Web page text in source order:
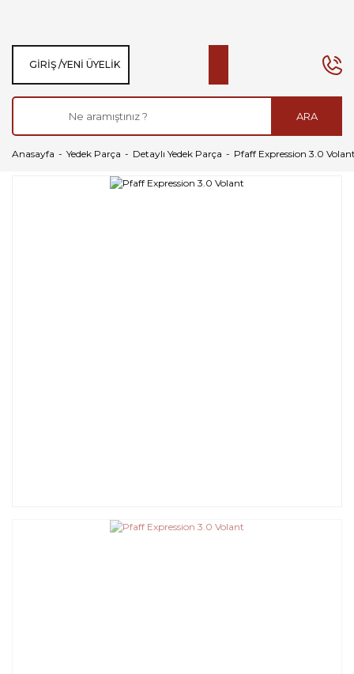
ARA
GIRIŞ /YENI ÜYELIK
Anasayfa Yedek Parça Detaylı Yedek Parça Pfaff Expression 3.0